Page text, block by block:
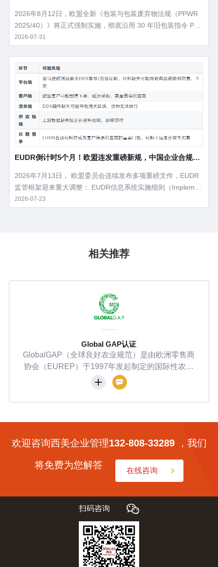
2026年8月12日，欧盟全新《包装与包装废弃物法规（PPWR
2025/40）》将正式强制实施，彻底沿用 30 年旧包装指令 PP
WD，覆盖所有出口欧盟的包装产品，违规最高处以企业年营业
递箱、缓冲内衬、塑料膜全部纳入管控。
2026-07-31
EUDR倒计时5个月！欧盟连发重磅新规，中国企业合规路
2026年7月13日， 欧盟委员会连续发布多项重磅文件，EUDR
监管框架迎来重大调整： EUDR信息系统实施细则（Implemen
ting Regulation）‍——对DDS（尽职调查声明）的提交、审
对于向欧盟出口的中国企业而言，EUDR已不再是一份"未来文
2026-07-23
相关推荐
是由欧洲零售商
定的国际性农业
、储运全链条，
个国家，超21万
，112个国家近14
安全倡议（GFS
系互认。
BCI（Better Cotton Initiative，
会）是全球最大的可持续棉花项
金会（WWF）于2005年发起，
瓦注册为非营利组织。其使命是
持续发展，平衡环境、社会与经
过400个会员单位，包括棉农、纺
牌，并在巴西、印度、巴基斯坦
推广种植标准。
欢迎咨询西美企业管理132-808-33289，我们
将免费为您解答
在线咨询
扫码咨询